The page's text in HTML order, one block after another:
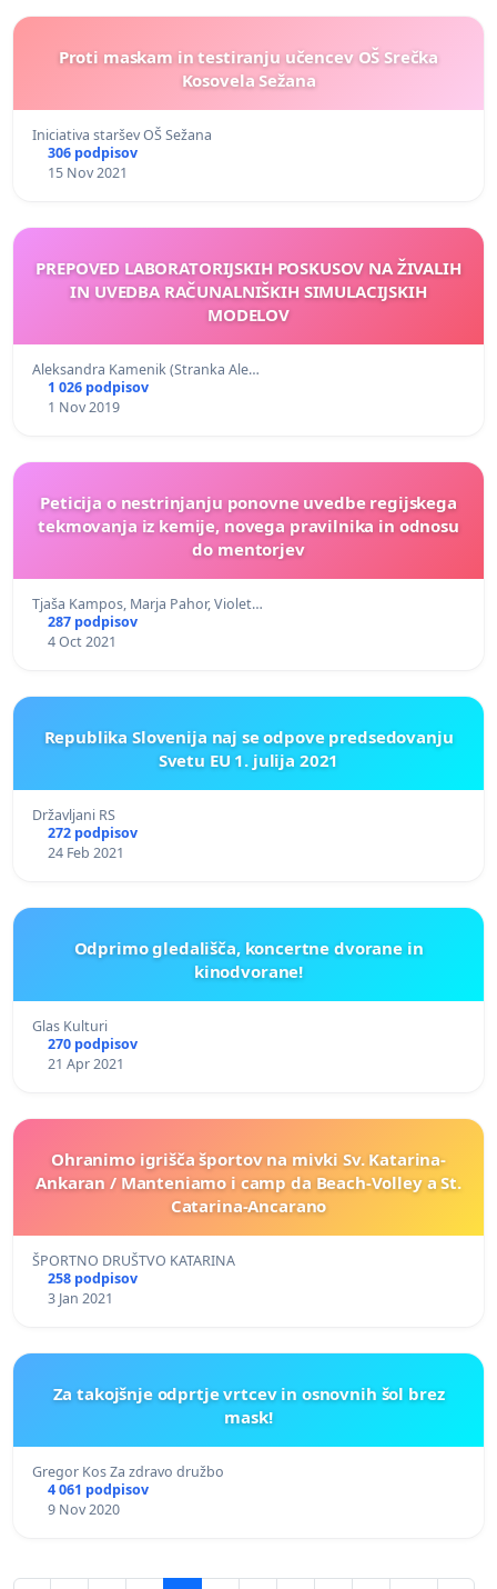
Proti maskam in testiranju učencev OŠ Srečka
Kosovela Sežana
Iniciativa staršev OŠ Sežana
306 podpisov
15 Nov 2021
PREPOVED LABORATORIJSKIH POSKUSOV NA ŽIVALIH
IN UVEDBA RAČUNALNIŠKIH SIMULACIJSKIH
MODELOV
Aleksandra Kamenik (Stranka Ale…
1 026 podpisov
1 Nov 2019
Peticija o nestrinjanju ponovne uvedbe regijskega
tekmovanja iz kemije, novega pravilnika in odnosu
do mentorjev
Tjaša Kampos, Marja Pahor, Violet…
287 podpisov
4 Oct 2021
Republika Slovenija naj se odpove predsedovanju
Svetu EU 1. julija 2021
Državljani RS
272 podpisov
24 Feb 2021
Odprimo gledališča, koncertne dvorane in
kinodvorane!
Glas Kulturi
270 podpisov
21 Apr 2021
Ohranimo igrišča športov na mivki Sv. Katarina-
Ankaran / Manteniamo i camp da Beach-Volley a St.
Catarina-Ancarano
ŠPORTNO DRUŠTVO KATARINA
258 podpisov
3 Jan 2021
Za takojšnje odprtje vrtcev in osnovnih šol brez
mask!
Gregor Kos Za zdravo družbo
4 061 podpisov
9 Nov 2020